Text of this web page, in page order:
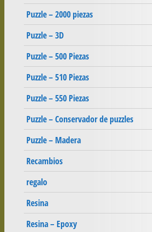
Puzzle – 2000 piezas
Puzzle – 3D
Puzzle – 500 Piezas
Puzzle – 510 Piezas
Puzzle – 550 Piezas
Puzzle – Conservador de puzzles
Puzzle – Madera
Recambios
regalo
Resina
Resina – Epoxy